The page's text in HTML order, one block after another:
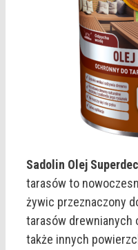
Sadolin Olej
tarasów to
żywic przeznaczony
tarasów drewnianych
także innych